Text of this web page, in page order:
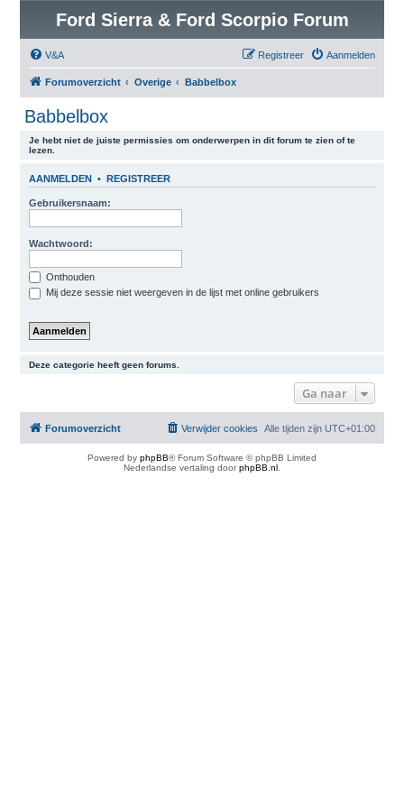
Ford Sierra & Ford Scorpio Forum
V&A Aanmelden
Registreer
Forumoverzicht Overige Babbelbox
Babbelbox
Je hebt niet de juiste permissies om onderwerpen in dit forum te zien of te
lezen.
AANMELDEN • REGISTREER
Gebruikersnaam:
Wachtwoord:
Onthouden
Mij deze sessie niet weergeven in de lijst met online gebruikers
Deze categorie heeft geen forums.
Ga naar
Forumoverzicht Alle tijden zijn UTC+01:00
Verwijder cookies
Powered by phpBB® Forum Software © phpBB Limited
Nederlandse vertaling doorphpBB.nl